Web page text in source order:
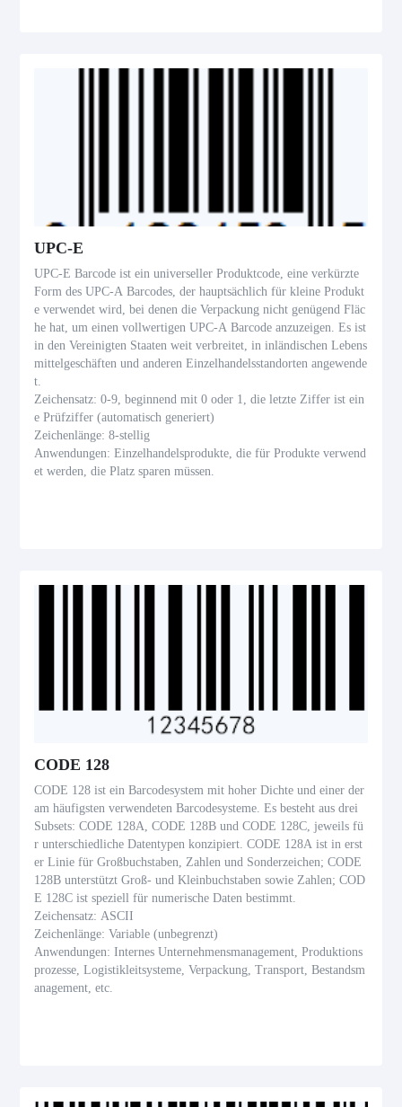
UPC-E
UPC-E Barcode ist ein universeller Produktcode, eine verkürzte
Form des UPC-A Barcodes, der hauptsächlich für kleine Produkt
e verwendet wird, bei denen die Verpackung nicht genügend Fläc
he hat, um einen vollwertigen UPC-A Barcode anzuzeigen. Es ist
in den Vereinigten Staaten weit verbreitet, in inländischen Lebens
mittelgeschäften und anderen Einzelhandelsstandorten angewende
t.
Zeichensatz: 0-9, beginnend mit 0 oder 1, die letzte Ziffer ist ein
e Prüfziffer (automatisch generiert)
Zeichenlänge: 8-stellig
Anwendungen: Einzelhandelsprodukte, die für Produkte verwend
et werden, die Platz sparen müssen.
CODE 128
CODE 128 ist ein Barcodesystem mit hoher Dichte und einer der
am häufigsten verwendeten Barcodesysteme. Es besteht aus drei
Subsets: CODE 128A, CODE 128B und CODE 128C, jeweils fü
r unterschiedliche Datentypen konzipiert. CODE 128A ist in erst
er Linie für Großbuchstaben, Zahlen und Sonderzeichen; CODE
128B unterstützt Groß- und Kleinbuchstaben sowie Zahlen; COD
E 128C ist speziell für numerische Daten bestimmt.
Zeichensatz: ASCII
Zeichenlänge: Variable (unbegrenzt)
Anwendungen: Internes Unternehmensmanagement, Produktions
prozesse, Logistikleitsysteme, Verpackung, Transport, Bestandsm
anagement, etc.